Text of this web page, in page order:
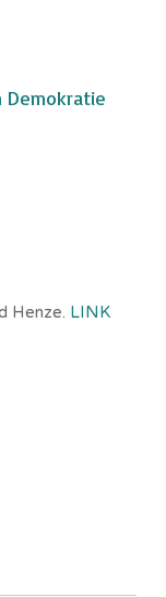
Demokratie
Henze. LINK